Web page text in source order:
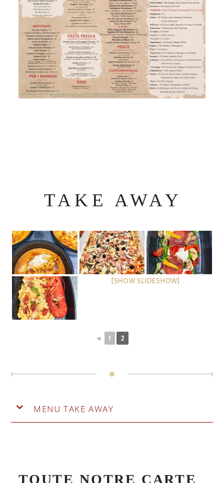
TAKE AWAY
[SHOW SLIDESHOW]
◄ 1 2
✻
MENU TAKE AWAY
TOUTE NOTRE CARTE